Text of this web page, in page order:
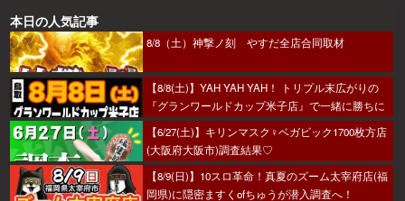
本日の人気記事
8/8（土）神撃ノ刻 やすだ全店合同取材
【8/8(土)】YAH YAH YAH！ トリプル末広がりの
『グランワールドカップ米子店』で一緒に勝ちに
行こうか～！
【6/27(土)】キリンマスク♀ベガビック1700枚方店
(大阪府大阪市)調査結果♡
【8/9(日)】10スロ革命！真夏のズーム太宰府店(福
岡県)に隠密ますくofちゅうが潜入調査へ！